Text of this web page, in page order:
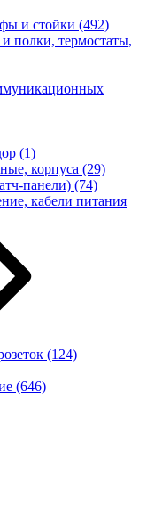
и стойки (492)
полки, термостаты,
(1)
корпуса (29)
панели) (74)
кабели питания
(124)
(646)